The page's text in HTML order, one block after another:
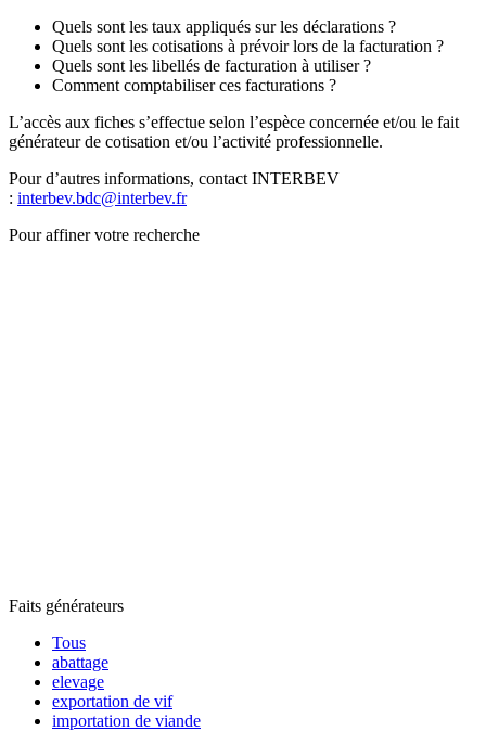
Quels sont les taux appliqués sur les déclarations ?
Quels sont les cotisations à prévoir lors de la facturation ?
Quels sont les libellés de facturation à utiliser ?
Comment comptabiliser ces facturations ?
L’accès aux fiches s’effectue selon l’espèce concernée et/ou le fait
générateur de cotisation et/ou l’activité professionnelle.
Pour d’autres informations, contact INTERBEV
: interbev.bdc@interbev.fr
Pour affiner votre recherche
Faits générateurs
Tous
abattage
elevage
exportation de vif
importation de viande